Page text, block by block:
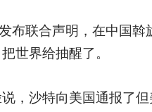
布联合声明，在中国
世界给抽醒了。
，沙特向美国通报了